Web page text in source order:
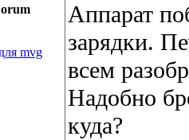
Аппарат
зарядки.
всем
Надобно
куда?